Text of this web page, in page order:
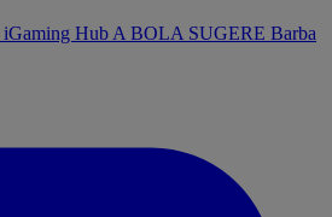
iGaming Hub A BOLA SUGERE Barba